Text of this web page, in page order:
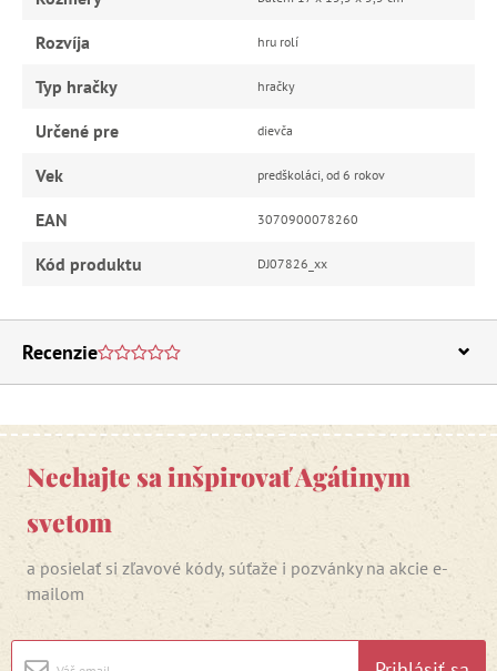
Rozvíja hru rolí
Typ hračky hračky
Určené pre dievča
Vek predškoláci, od 6 rokov
EAN 3070900078260
Kód produktu DJ07826_xx
Recenzie
Nechajte sa inšpirovať Agátinym
svetom
a posielať si zľavové kódy, súťaže i pozvánky na akcie e-
mailom